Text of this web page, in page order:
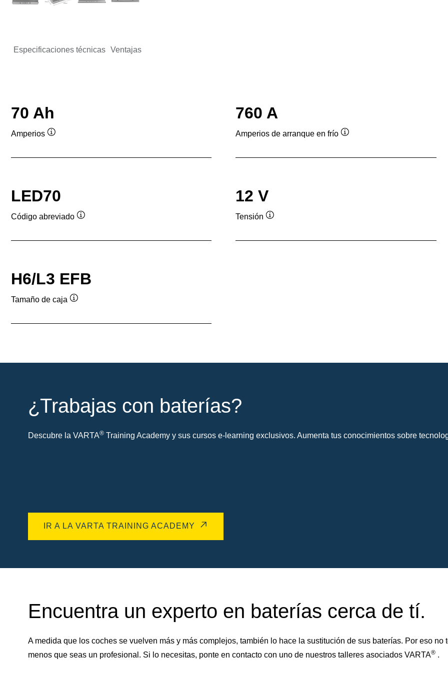
Especificaciones técnicas Ventajas
70 Ah
Amperios
herramientas
760 A
Amperios de arranque en frío
herramientas
LED70
Código abreviado
herramientas
12 V
Tensión
herramientas
H6/L3 EFB
Tamaño de caja
herramientas
¿Trabajas con baterías?
Descubre la VARTA® Training Academy y sus cursos e-learning exclusivos. Aumenta tus conocimientos sobre
IR A LA VARTA TRAINING ACADEMY
Encuentra un experto en baterías cerca de tí.
A medida que los coches se vuelven más y más complejos, también lo hace la sustitución de sus baterías. Por eso
menos que seas un profesional. Si lo necesitas, ponte en contacto con uno de nuestros talleres asociados VARTA® .